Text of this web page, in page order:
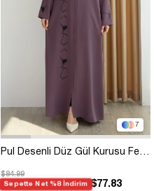
7
$84.99
Sepette Net %8 İndirim $77.83